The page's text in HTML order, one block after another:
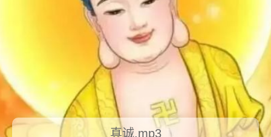
真诚.mp3